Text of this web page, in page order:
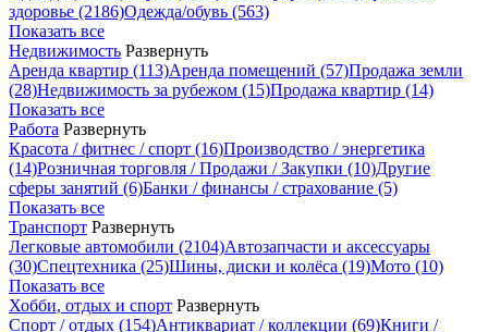
здоровье (2186)Одежда/обувь (563)
Показать все
Недвижимость Развернуть
Аренда квартир (113)Аренда помещений (57)Продажа земли
(28)Недвижимость за рубежом (15)Продажа квартир (14)
Показать все
Работа Развернуть
Красота / фитнес / спорт (16)Производство / энергетика
(14)Розничная торговля / Продажи / Закупки (10)Другие
сферы занятий (6)Банки / финансы / страхование (5)
Показать все
Транспорт Развернуть
Легковые автомобили (2104)Автозапчасти и аксессуары
(30)Спецтехника (25)Шины, диски и колёса (19)Мото (10)
Показать все
Хобби, отдых и спорт Развернуть
Спорт / отдых (154)Антиквариат / коллекции (69)Книги /